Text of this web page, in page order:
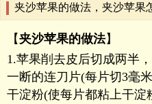
夹沙苹果的做法，夹沙苹果
【夹沙苹果的做法】
1.苹果削去皮后切成两半
一断的连刀片(每片切3毫
干淀粉(使每片都粘上干淀